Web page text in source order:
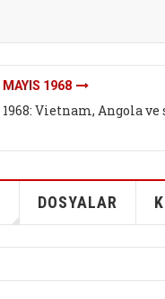
MAYIS 1968
1968: Vietnam, Angola ve
DOSYALAR